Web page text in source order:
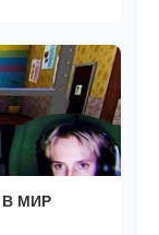
В МИР